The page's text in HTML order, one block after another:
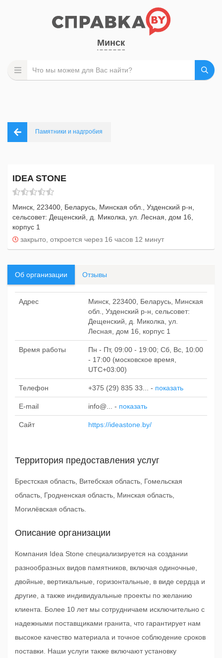
Минск
Памятники и надгробия
IDEA STONE
Минск, 223400, Беларусь, Минская обл., Узденский р-н,
сельсовет: Дещенский, д. Миколка, ул. Лесная, дом 16,
корпус 1
закрыто, откроется через 16 часов 12 минут
Об организации Отзывы
Адрес
Минск, 223400, Беларусь, Минская
обл., Узденский р-н, сельсовет:
Дещенский, д. Миколка, ул.
Лесная, дом 16, корпус 1
Время работы
Пн - Пт, 09:00 - 19:00; Сб, Вс, 10:00
- 17:00 (московское время,
UTC+03:00)
Телефон +375 (29) 835 33... - показать
E-mail info@... - показать
Сайт https://ideastone.by/
Территория предоставления услуг
Брестская область, Витебская область, Гомельская
область, Гродненская область, Минская область,
Могилёвская область.
Описание организации
Компания Idea Stone специализируется на создании
разнообразных видов памятников, включая одиночные,
двойные, вертикальные, горизонтальные, в виде сердца и
другие, а также индивидуальные проекты по желанию
клиента. Более 10 лет мы сотрудничаем исключительно с
надежными поставщиками гранита, что гарантирует нам
высокое качество материала и точное соблюдение сроков
поставки. Наши услуги также включают установку